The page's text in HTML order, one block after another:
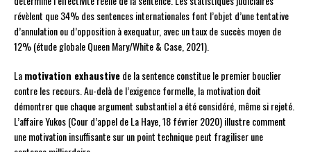
révèlent que 34% des sentences internationales font l’objet d’une tentative
d’annulation ou d’opposition à exequatur, avec un taux de succès moyen de
12% (étude globale Queen Mary/White & Case, 2021).
Lamotivation exhaustivede la sentence constitue le premier bouclier
contre les recours. Au-delà de l’exigence formelle, la motivation doit
démontrer que chaque argument substantiel a été considéré, même si rejeté.
L’affaire Yukos (Cour d’appel de La Haye, 18 février 2020) illustre comment
une motivation insuffisante sur un point technique peut fragiliser une